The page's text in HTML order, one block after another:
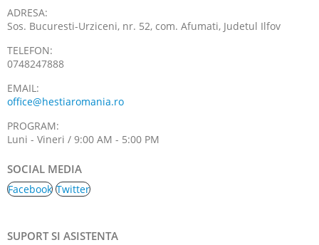
ADRESA:
Sos. Bucuresti-Urziceni, nr. 52, com. Afumati, Judetul Ilfov
TELEFON:
0748247888
EMAIL:
office@hestiaromania.ro
PROGRAM:
Luni - Vineri / 9:00 AM - 5:00 PM
SOCIAL MEDIA
Facebook Twitter
SUPORT SI ASISTENTA